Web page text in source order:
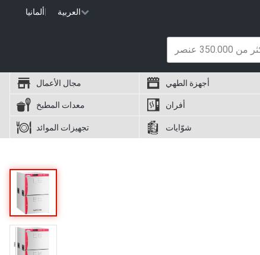
ألمانيا العربية
مجال الأعمال أجهزة الطهي
معدات المطبخ أفران
تجهيزات الموائد شوّايات